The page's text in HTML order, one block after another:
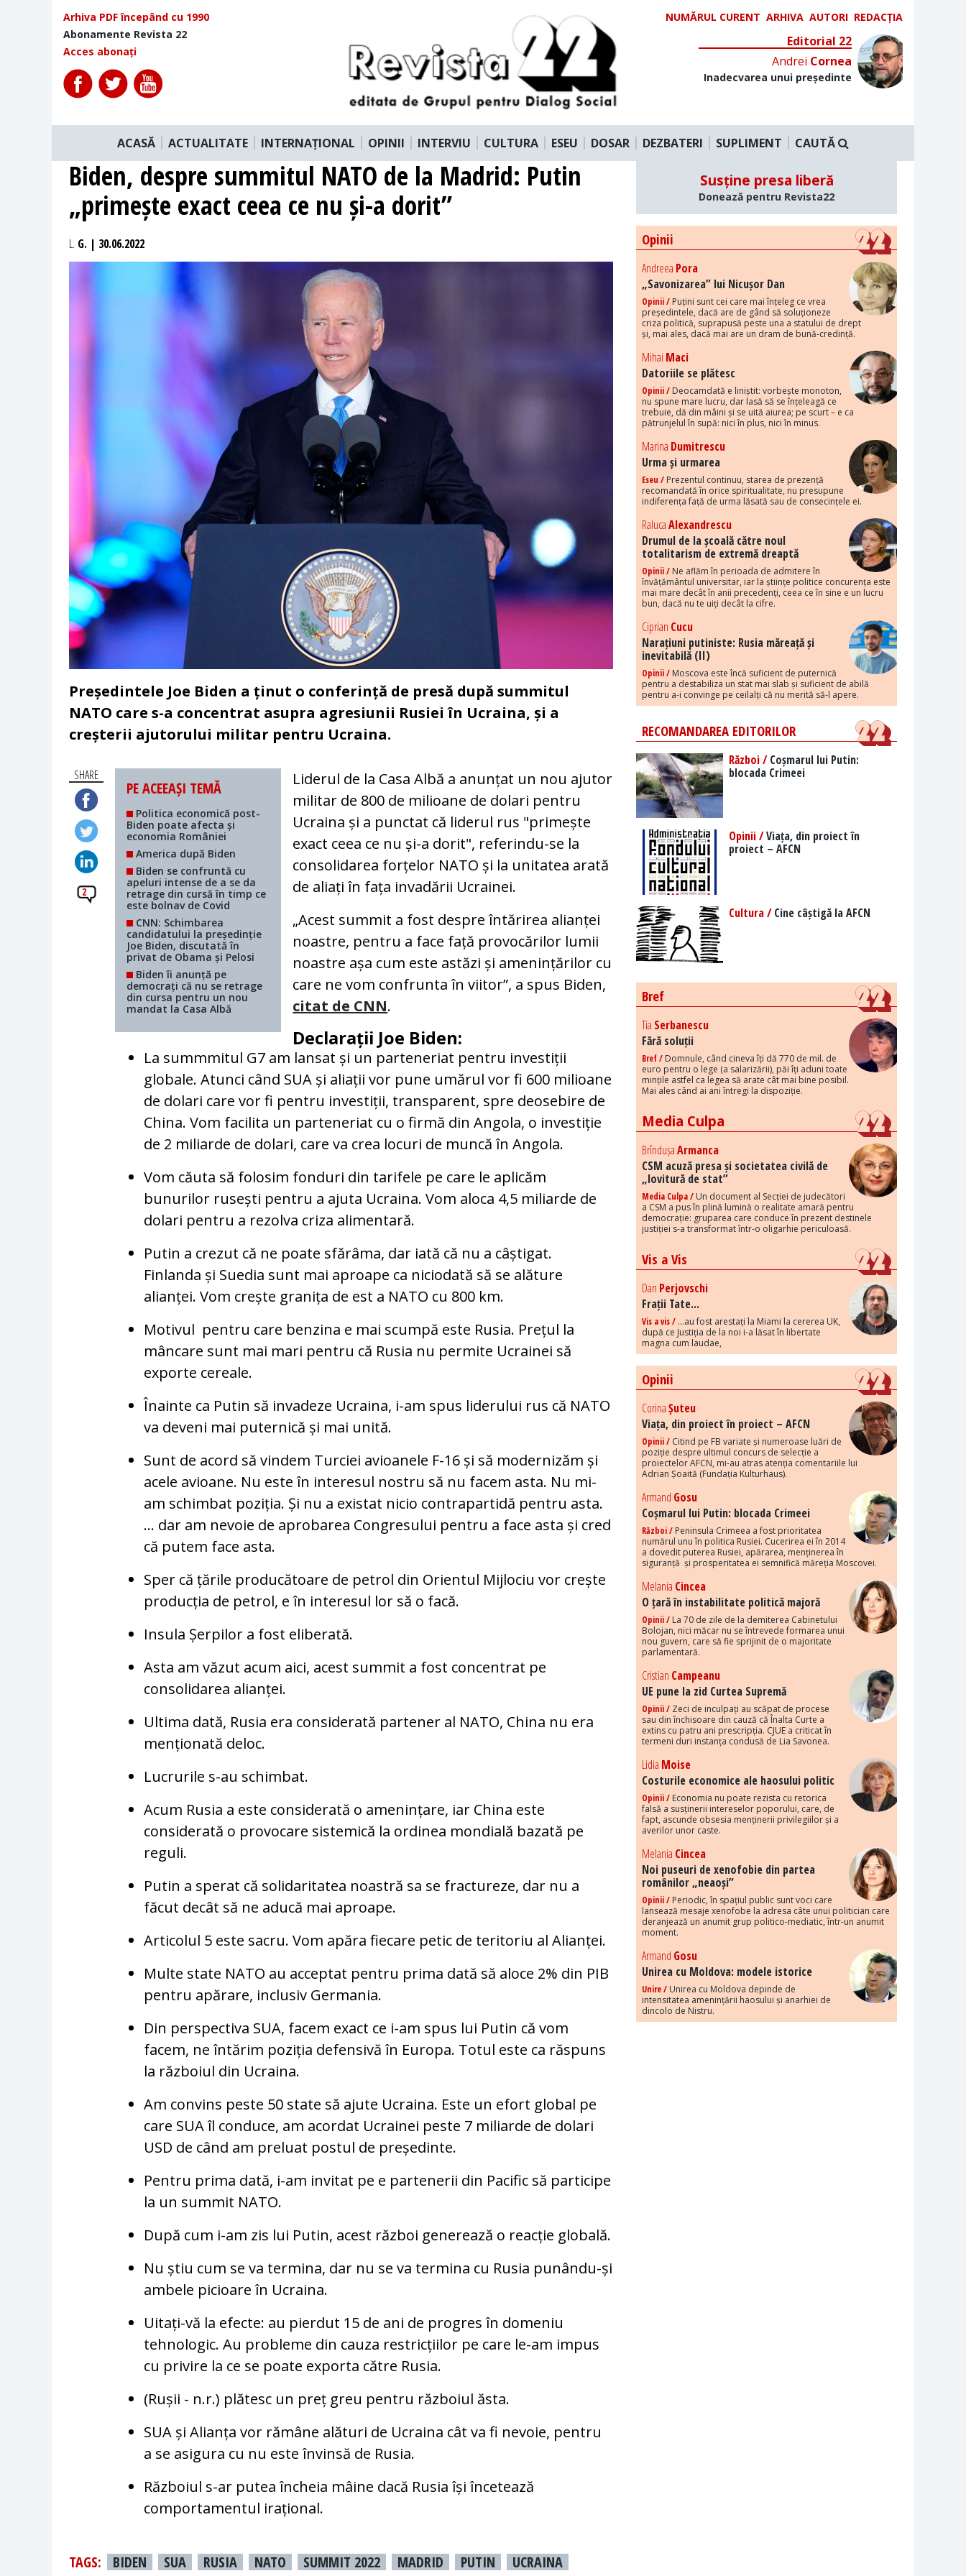
Arhiva PDF începând cu 1990
Abonamente Revista 22
Acces abonați
NUMĂRUL CURENT ARHIVA AUTORI REDACȚIA
Editorial 22
Andrei Cornea
Inadecvarea unui președinte
ACASĂ ACTUALITATE INTERNAȚIONAL OPINII INTERVIU CULTURA ESEU DOSAR DEZBATERI SUPLIMENT CAUTĂ
Biden, despre summitul NATO de la Madrid: Putin
„primește exact ceea ce nu și-a dorit”
L. G. | 30.06.2022
Președintele Joe Biden a ținut o conferință de presă după summitul
NATO care s-a concentrat asupra agresiunii Rusiei în Ucraina, și a
creșterii ajutorului militar pentru Ucraina.
SHARE
2
PE ACEEAȘI TEMĂ
Politica economică post-
Biden poate afecta și
economia României
America după Biden
Biden se confruntă cu
apeluri intense de a se da
retrage din cursă în timp ce
este bolnav de Covid
CNN: Schimbarea
candidatului la președinție
Joe Biden, discutată în
privat de Obama și Pelosi
Biden îi anunță pe
democrați că nu se retrage
din cursa pentru un nou
mandat la Casa Albă
Liderul de la Casa Albă a anunțat un nou ajutor
militar de 800 de milioane de dolari pentru
Ucraina și a punctat că liderul rus "primește
exact ceea ce nu și-a dorit", referindu-se la
consolidarea forțelor NATO și la unitatea arată
de aliați în fața invadării Ucrainei.
„Acest summit a fost despre întărirea alianței
noastre, pentru a face față provocărilor lumii
noastre așa cum este astăzi și amenințărilor cu
care ne vom confrunta în viitor”, a spus Biden,
citat de CNN.
Declarații Joe Biden:
La summmitul G7 am lansat și un parteneriat pentru investiții
globale. Atunci când SUA și aliații vor pune umărul vor fi 600 milioane
de dolari care vor fi pentru investiții, transparent, spre deosebire de
China. Vom facilita un parteneriat cu o firmă din Angola, o investiție
de 2 miliarde de dolari, care va crea locuri de muncă în Angola.
Vom căuta să folosim fonduri din tarifele pe care le aplicăm
bunurilor rusești pentru a ajuta Ucraina. Vom aloca 4,5 miliarde de
dolari pentru a rezolva criza alimentară.
Putin a crezut că ne poate sfărâma, dar iată că nu a câștigat.
Finlanda și Suedia sunt mai aproape ca niciodată să se alăture
alianței. Vom crește granița de est a NATO cu 800 km.
Motivul pentru care benzina e mai scumpă este Rusia. Prețul la
mâncare sunt mai mari pentru că Rusia nu permite Ucrainei să
exporte cereale.
Înainte ca Putin să invadeze Ucraina, i-am spus liderului rus că NATO
va deveni mai puternică și mai unită.
Sunt de acord să vindem Turciei avioanele F-16 și să modernizăm și
acele avioane. Nu este în interesul nostru să nu facem asta. Nu mi-
am schimbat poziția. Și nu a existat nicio contrapartidă pentru asta.
… dar am nevoie de aprobarea Congresului pentru a face asta și cred
că putem face asta.
Sper că țările producătoare de petrol din Orientul Mijlociu vor crește
producția de petrol, e în interesul lor să o facă.
Insula Șerpilor a fost eliberată.
Asta am văzut acum aici, acest summit a fost concentrat pe
consolidarea alianței.
Ultima dată, Rusia era considerată partener al NATO, China nu era
menționată deloc.
Lucrurile s-au schimbat.
Acum Rusia a este considerată o amenințare, iar China este
considerată o provocare sistemică la ordinea mondială bazată pe
reguli.
Putin a sperat că solidaritatea noastră sa se fractureze, dar nu a
făcut decât să ne aducă mai aproape.
Articolul 5 este sacru. Vom apăra fiecare petic de teritoriu al Alianței.
Multe state NATO au acceptat pentru prima dată să aloce 2% din PIB
pentru apărare, inclusiv Germania.
Din perspectiva SUA, facem exact ce i-am spus lui Putin că vom
facem, ne întărim poziția defensivă în Europa. Totul este ca răspuns
la războiul din Ucraina.
Am convins peste 50 state să ajute Ucraina. Este un efort global pe
care SUA îl conduce, am acordat Ucrainei peste 7 miliarde de dolari
USD de când am preluat postul de președinte.
Pentru prima dată, i-am invitat pe e partenerii din Pacific să participe
la un summit NATO.
După cum i-am zis lui Putin, acest război generează o reacție globală.
Nu știu cum se va termina, dar nu se va termina cu Rusia punându-și
ambele picioare în Ucraina.
Uitați-vă la efecte: au pierdut 15 de ani de progres în domeniu
tehnologic. Au probleme din cauza restricțiilor pe care le-am impus
cu privire la ce se poate exporta către Rusia.
(Rușii - n.r.) plătesc un preț greu pentru războiul ăsta.
SUA și Alianța vor rămâne alături de Ucraina cât va fi nevoie, pentru
a se asigura cu nu este învinsă de Rusia.
Războiul s-ar putea încheia mâine dacă Rusia își încetează
comportamentul irațional.
TAGS: BIDEN SUA RUSIA NATO SUMMIT 2022 MADRID PUTIN UCRAINA
Susține presa liberă
Donează pentru Revista22
Opinii
Andreea Pora
„Savonizarea” lui Nicușor Dan
Opinii / Puțini sunt cei care mai înțeleg ce vrea
președintele, dacă are de gând să soluționeze
criza politică, suprapusă peste una a statului de drept
și, mai ales, dacă mai are un dram de bună-credință.
Mihai Maci
Datoriile se plătesc
Opinii / Deocamdată e liniștit: vorbește monoton,
nu spune mare lucru, dar lasă să se înțeleagă ce
trebuie, dă din mâini și se uită aiurea; pe scurt – e ca
pătrunjelul în supă: nici în plus, nici în minus.
Marina Dumitrescu
Urma și urmarea
Eseu / Prezentul continuu, starea de prezență
recomandată în orice spiritualitate, nu presupune
indiferența față de urma lăsată sau de consecințele ei.
RalucaAlexandrescu
Drumul de la școală către noul
totalitarism de extremă dreaptă
Opinii / Ne aflăm în perioada de admitere în
învățământul universitar, iar la științe politice concurența este
mai mare decât în anii precedenți, ceea ce în sine e un lucru
bun, dacă nu te uiți decât la cifre.
Ciprian Cucu
Narațiuni putiniste: Rusia măreață și
inevitabilă (II)
Opinii / Moscova este încă suficient de puternică
pentru a destabiliza un stat mai slab și suficient de abilă
pentru a-i convinge pe ceilalți că nu merită să-l apere.
RECOMANDAREA EDITORILOR
Război /Coșmarul lui Putin:
blocada Crimeei
Opinii /Viața, din proiect în
proiect – AFCN
Cultura /Cine câștigă la AFCN
Bref
Tia Serbanescu
Fără soluții
Bref / Domnule, când cineva îți dă 770 de mil. de
euro pentru o lege (a salarizării), păi îți aduni toate
mințile astfel ca legea să arate cât mai bine posibil.
Mai ales când ai ani întregi la dispoziție.
Media Culpa
BrîndușaArmanca
CSM acuză presa și societatea civilă de
„lovitură de stat”
Media Culpa / Un document al Secției de judecători
a CSM a pus în plină lumină o realitate amară pentru
democrație: gruparea care conduce în prezent destinele
justiției s-a transformat într-o oligarhie periculoasă.
Vis a Vis
Dan Perjovschi
Frații Tate...
Vis a vis / ...au fost arestați la Miami la cererea UK,
după ce Justiția de la noi i-a lăsat în libertate
magna cum laudae,
Opinii
CorinaȘuteu
Viața, din proiect în proiect – AFCN
Opinii / Citind pe FB variate și numeroase luări de
poziție despre ultimul concurs de selecție a
proiectelor AFCN, mi-au atras atenția comentariile lui
Adrian Șoaită (Fundația Kulturhaus).
Armand Gosu
Coșmarul lui Putin: blocada Crimeei
Război / Peninsula Crimeea a fost prioritatea
numărul unu în politica Rusiei. Cucerirea ei în 2014
a dovedit puterea Rusiei, apărarea, menținerea în
siguranță și prosperitatea ei semnifică măreția Moscovei.
Melania Cincea
O țară în instabilitate politică majoră
Opinii / La 70 de zile de la demiterea Cabinetului
Bolojan, nici măcar nu se întrevede formarea unui
nou guvern, care să fie sprijinit de o majoritate
parlamentară.
Cristian Campeanu
UE pune la zid Curtea Supremă
Opinii / Zeci de inculpați au scăpat de procese
sau din închisoare din cauză că Înalta Curte a
extins cu patru ani prescripția. CJUE a criticat în
termeni duri instanța condusă de Lia Savonea.
Lidia Moise
Costurile economice ale haosului politic
Opinii / Economia nu poate rezista cu retorica
falsă a susținerii intereselor poporului, care, de
fapt, ascunde obsesia menținerii privilegiilor și a
averilor unor caste.
Melania Cincea
Noi puseuri de xenofobie din partea
românilor „neaoși”
Opinii / Periodic, în spațiul public sunt voci care
lansează mesaje xenofobe la adresa câte unui politician care
deranjează un anumit grup politico-mediatic, într-un anumit
moment.
Armand Gosu
Unirea cu Moldova: modele istorice
Unire / Unirea cu Moldova depinde de
intensitatea amenințării haosului și anarhiei de
dincolo de Nistru.